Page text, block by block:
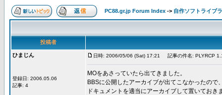
PC88.gr.jp Forum Index -> 自作ソフトライブ
投稿者
ひまじん
登録日: 2006.05.06
記事: 4
日時: 2006/05/06 (Sat) 17:21 記事の件名: PLYRCP
MOをあさっていたら出てきました。
BBSに公開したアーカイブが出てこなかったので
ドキュメントを適当にアーカイブして置いておき